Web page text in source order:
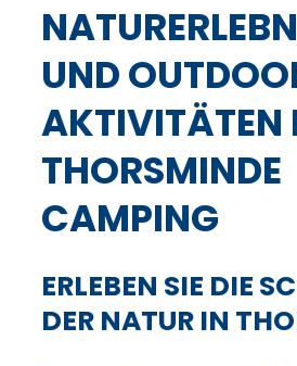
UND
AKTIVITÄTEN
THORSMINDE
CAMPING
ERLEBEN SIE DIE
DER NATUR IN